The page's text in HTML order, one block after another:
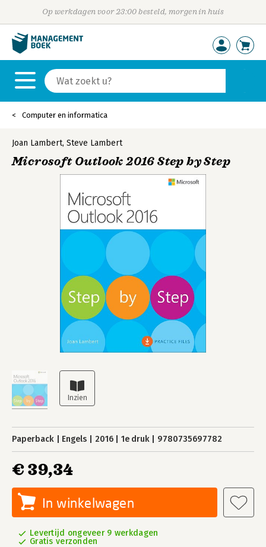
Op werkdagen voor 23:00 besteld, morgen in huis
Computer en informatica
Joan Lambert, Steve Lambert
Microsoft Outlook 2016 Step by Step
Paperback Engels 2016 1e druk 9780735697782
€ 39,34
In winkelwagen
Levertijd ongeveer 9 werkdagen
Gratis verzonden